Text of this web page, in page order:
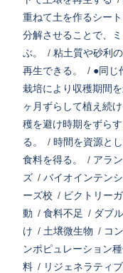
重ねて土を作るシー
分解させることで、
ぶ。
/ 粘土質や砂利
再生できる。
/ ●同じ
栽培により収穫期間
ヶ月ずらして植え続
穫を避け時期をずら
る。
/ 時間を資源と
食料を得る。
/ アラ
ズ / バイオインテン
ーズ校 / ビクトリー
動 / 食料不足 / ダブ
け / 土壌微生物 / コ
ンポピュレーション
料 / リジェネラティ